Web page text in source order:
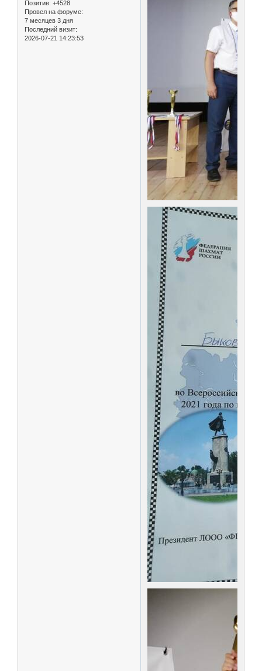
Позитив: +4528
Провел на форуме:
7 месяцев 3 дня
Последний визит:
2026-07-21 14:23:53